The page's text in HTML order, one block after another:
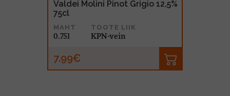
Valdei Molini Pinot Grigio 12,5%
75cl
MAHT
0.75l
TOOTE LIIK
KPN-vein
7.99€